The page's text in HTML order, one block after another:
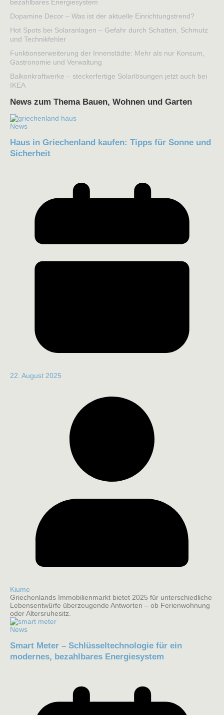
bezahlbares Energiesystem
Dopamine Decor – Was ist der aktuelle Einrichtungstrend?
Hot Spots bei Solaranlagen – Gefahr durch Schatten, Schmutz
und Technikfehler
Funktionserweiterung der Innenstädte: Mehr als nur Konsum,
Gastronomie und Verwaltung
Balkonkraftwerke – steckerfertige Solarlösungen jetzt auch bei
IKEA
News zum Thema Bauen, Wohnen und Garten
News
Haus in Griechenland kaufen: Tipps für Sonne und
Sicherheit
22. August 2025
Kiume
Griechenlands Immobilienmarkt bietet 2025 für unterschiedliche
Lebensentwürfe überzeugende Antworten – ob Ferienwohnung
oder Altersruhesitz.
News
Smart Meter – Schlüsseltechnologie für ein
modernes, bezahlbares Energiesystem